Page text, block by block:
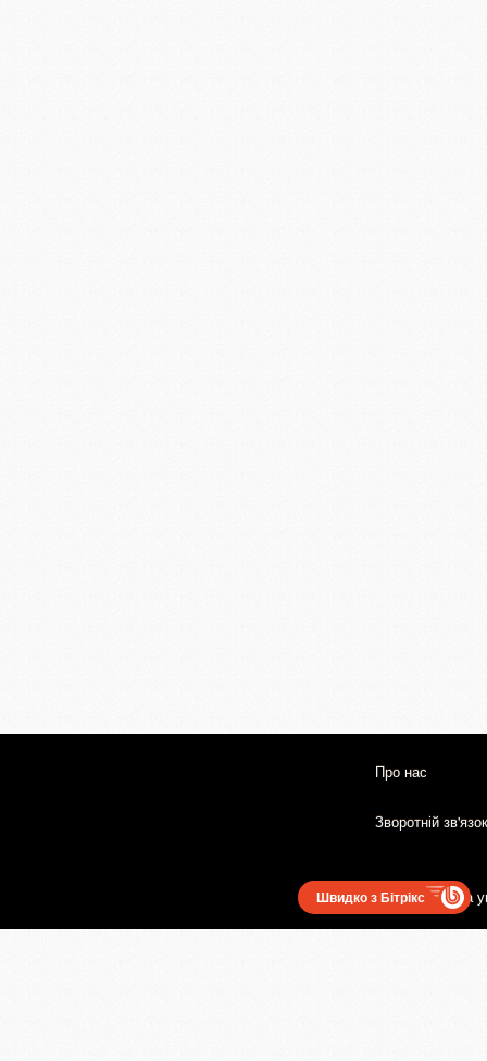
Про нас
Зворотній зв'язок
Користувацька
Швидко з Бітрікс